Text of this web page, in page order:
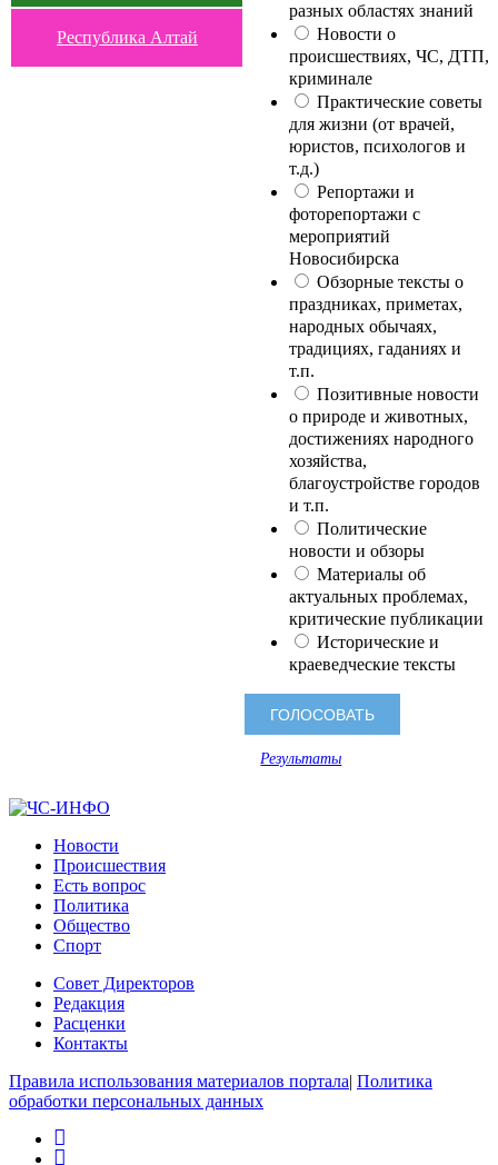
Республика Алтай
разных областях знаний
Новости о
происшествиях, ЧС, ДТП,
криминале
Практические советы
для жизни (от врачей,
юристов, психологов и
т.д.)
Репортажи и
фоторепортажи с
мероприятий
Новосибирска
Обзорные тексты о
праздниках, приметах,
народных обычаях,
традициях, гаданиях и
т.п.
Позитивные новости
о природе и животных,
достижениях народного
хозяйства,
благоустройстве городов
и т.п.
Политические
новости и обзоры
Материалы об
актуальных проблемах,
критические публикации
Исторические и
краеведческие тексты
Результаты
Новости
Происшествия
Есть вопрос
Политика
Общество
Спорт
Совет Директоров
Редакция
Расценки
Контакты
Правила использования материалов портала| Политика
обработки персональных данных